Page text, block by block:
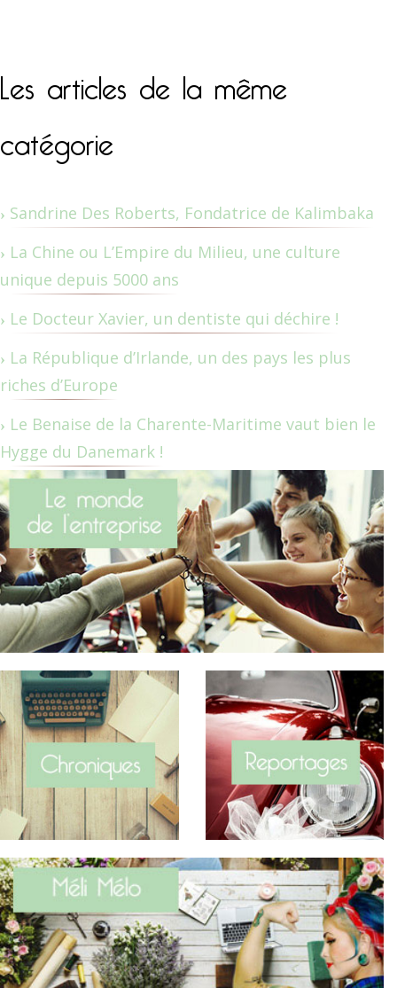
Les articles de la même
catégorie
Sandrine Des Roberts, Fondatrice de Kalimbaka
La Chine ou L’Empire du Milieu, une culture
unique depuis 5000 ans
Le Docteur Xavier, un dentiste qui déchire !
La République d’Irlande, un des pays les plus
riches d’Europe
Le Benaise de la Charente-Maritime vaut bien le
Hygge du Danemark !